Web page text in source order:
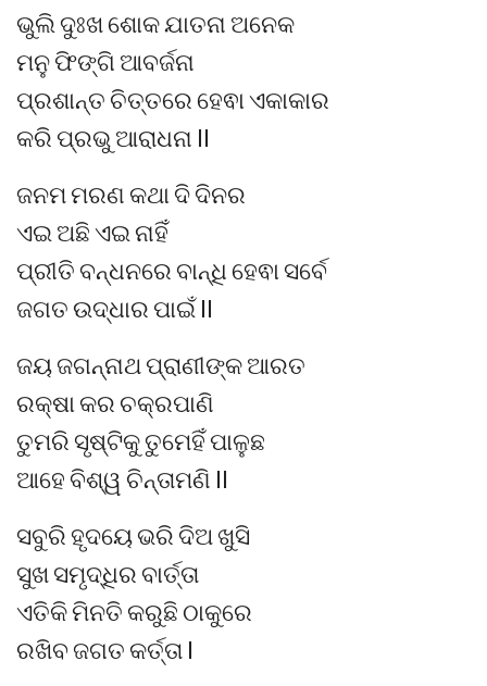
ଭୁଲି ଦୁଃଖ ଶୋକ ଯାତନା ଅନେକ
ମନୁ ଫିଙ୍ଗି ଆବର୍ଜନା
ପ୍ରଶାନ୍ତ ଚିତ୍ତରେ ହେଵା ଏକାକାର
କରି ପ୍ରଭୁ ଆରାଧନା ll
ଜନମ ମରଣ କଥା ଦି ଦିନର
ଏଇ ଅଛି ଏଇ ନାହିଁ
ପ୍ରୀତି ବନ୍ଧନରେ ବାନ୍ଧି ହେଵା ସର୍ବେ
ଜଗତ ଉଦ୍ଧାର ପାଇଁ ll
ଜୟ ଜଗନ୍ନାଥ ପ୍ରାଣୀଙ୍କ ଆରତ
ରକ୍ଷା କର ଚକ୍ରପାଣି
ତୁମରି ସୃଷ୍ଟିକୁ ତୁମେହିଁ ପାଳୁଛ
ଆହେ ବିଶ୍ୱ ଚିନ୍ତାମଣି ll
ସବୁରି ହୃଦୟେ ଭରି ଦିଅ ଖୁସି
ସୁଖ ସମୃଦ୍ଧିର ବାର୍ତ୍ତା
ଏତିକି ମିନତି କରୁଛି ଠାକୁରେ
ରଖିବ ଜଗତ କର୍ତ୍ତା l